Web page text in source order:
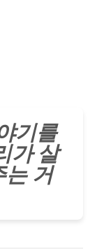
기를
가 살
는 거